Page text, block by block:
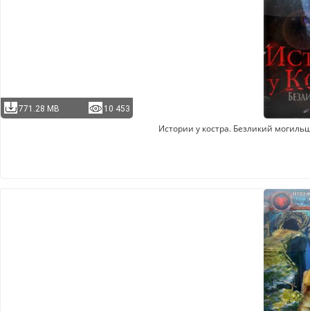
771.28 MB 10 453
Истории у костра. Безликий